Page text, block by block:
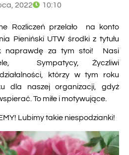
2022 10:10
Rozliczeń przelało na konto
Pieniński UTW środki z tytułu
za tym stoi! Nasi
Sympatycy, Życzliwi
którzy w tym roku
dla naszej organizacji, gdyż
To miłe i motywujące.
Lubimy takie niespodzianki!